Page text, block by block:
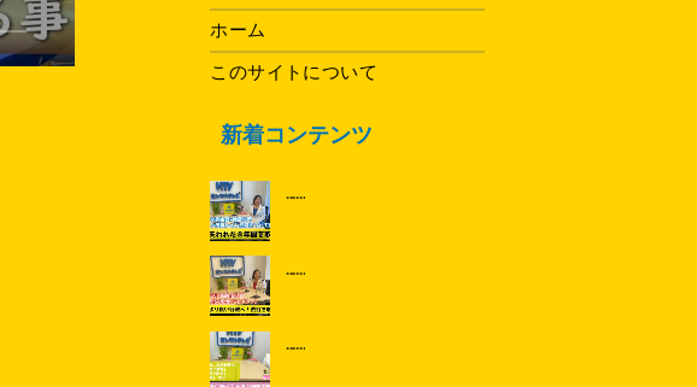
ホーム
このサイトについて
新着コンテンツ
......
......
......